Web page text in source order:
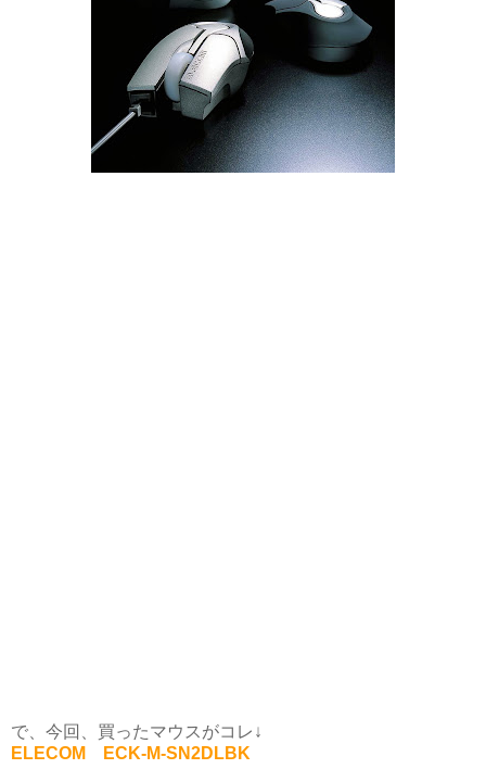
で、今回、買ったマウスがコレ↓
ELECOM ECK-M-SN2DLBK